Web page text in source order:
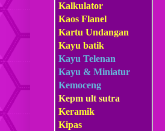
Kalkulator
Kaos Flanel
Kartu Undangan
Kayu batik
Kayu Telenan
Kayu & Miniatur
Kemoceng
Kepm ult sutra
Keramik
Kipas